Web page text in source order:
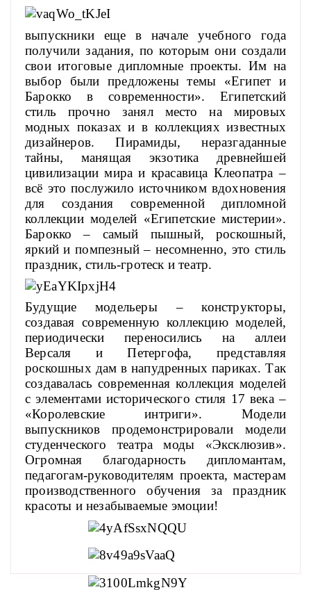
выпускники еще в начале учебного года
получили задания, по которым они создали
свои итоговые дипломные проекты. Им на
выбор были предложены темы «Египет и
Барокко в современности». Египетский
стиль прочно занял место на мировых
модных показах и в коллекциях известных
дизайнеров. Пирамиды, неразгаданные
тайны, манящая экзотика древнейшей
цивилизации мира и красавица Клеопатра –
всё это послужило источником вдохновения
для создания современной дипломной
коллекции моделей «Египетские мистерии».
Барокко – самый пышный, роскошный,
яркий и помпезный – несомненно, это стиль
праздник, стиль-гротеск и театр.
Будущие модельеры – конструкторы,
создавая современную коллекцию моделей,
периодически переносились на аллеи
Версаля и Петергофа, представляя
роскошных дам в напудренных париках. Так
создавалась современная коллекция моделей
с элементами исторического стиля 17 века –
«Королевские интриги». Модели
выпускников продемонстрировали модели
студенческого театра моды «Эксклюзив».
Огромная благодарность дипломантам,
педагогам-руководителям проекта, мастерам
производственного обучения за праздник
красоты и незабываемые эмоции!